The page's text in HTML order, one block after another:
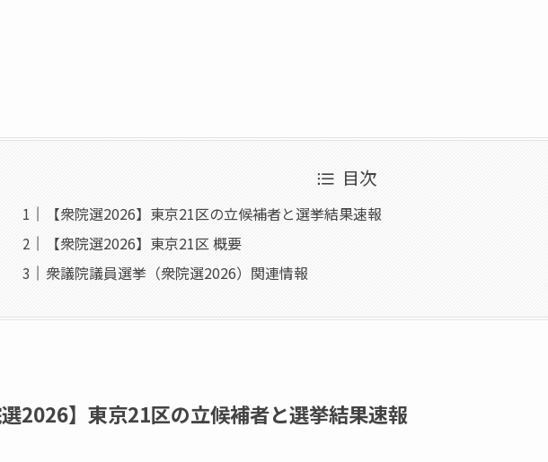
目次
【衆院選2026】東京21区の立候補者と選挙結果速報
【衆院選2026】東京21区 概要
衆議院議員選挙（衆院選2026）関連情報
選2026】東京21区の立候補者と選挙結果速報